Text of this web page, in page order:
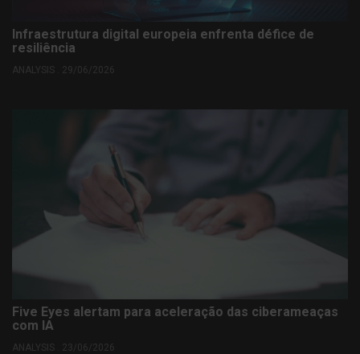
Infraestrutura digital europeia enfrenta défice de
resiliência
ANALYSIS . 29/06/2026
Five Eyes alertam para aceleração das ciberameaças
com IA
ANALYSIS . 23/06/2026